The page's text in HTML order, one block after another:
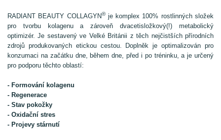
RADIANT BEAUTY COLLAGYN®je komplex 100% rostlinných složek
pro tvorbu kolagenu a zároveň dvacetisložkový(!) metabolický
optimizér. Je sestavený ve Velké Británii z těch nejčistších přírodních
zdrojů produkovaných etickou cestou. Doplněk je optimalizován pro
konzumaci na začátku dne, během dne, před i po tréninku, a je určený
pro podporu těchto oblastí:
- Formování kolagenu
- Regenerace
- Stav pokožky
- Oxidační stres
- Projevy stárnutí